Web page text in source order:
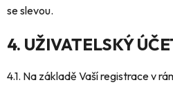
se slevou.
4. UŽIVATELSKÝ
4.1. Na základě Vaší registrace v